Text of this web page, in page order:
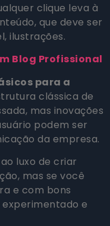
clique leva à
que deve ser
ilustrações.
Blog Profissional
para a
clássica de
mas inovações
podem ser
da empresa.
luxo de criar
mas se você
e com bons
e